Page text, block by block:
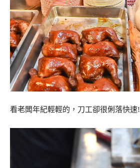
看老闆年紀輕輕的，刀工卻很俐落快速!